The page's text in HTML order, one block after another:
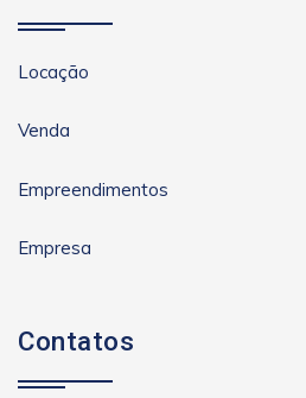
Locação
Venda
Empreendimentos
Empresa
Contatos